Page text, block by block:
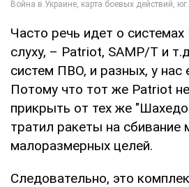
Часто речь идет о
слуху, – Patriot, SAMP/T и
систем ПВО, и разных, у нас
Потому что тот же Patriot
прикрыть от тех же
тратил ракеты на сбивание
малоразмерных целей.
Следовательно, это